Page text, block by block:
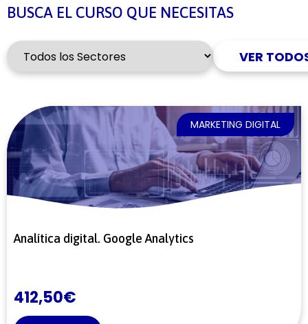
BUSCA EL CURSO QUE NECESITAS
VER
MARKETING DIGITAL
Analítica digital. Google Analytics
412,50€